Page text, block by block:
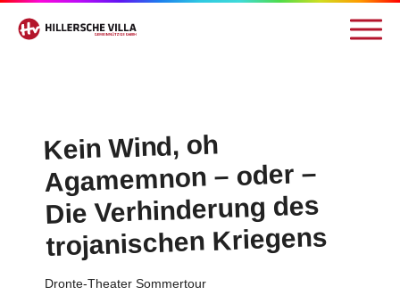
Kein Wind, oh
Agamemnon – oder –
Die Verhinderung des
trojanischen Kriegens
Dronte-Theater Sommertour